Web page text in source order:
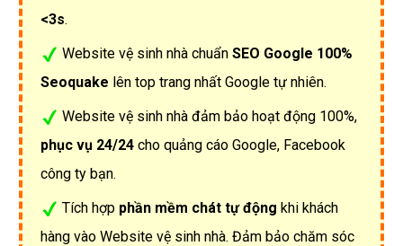
<3s.
Website vệ sinh nhà chuẩn SEO Google 100%
Seoquake lên top trang nhất Google tự nhiên.
Website vệ sinh nhà đảm bảo hoạt động 100%,
phục vụ 24/24 cho quảng cáo Google, Facebook
công ty bạn.
Tích hợp phần mềm chát tự động khi khách
hàng vào Website vệ sinh nhà. Đảm bảo chăm sóc